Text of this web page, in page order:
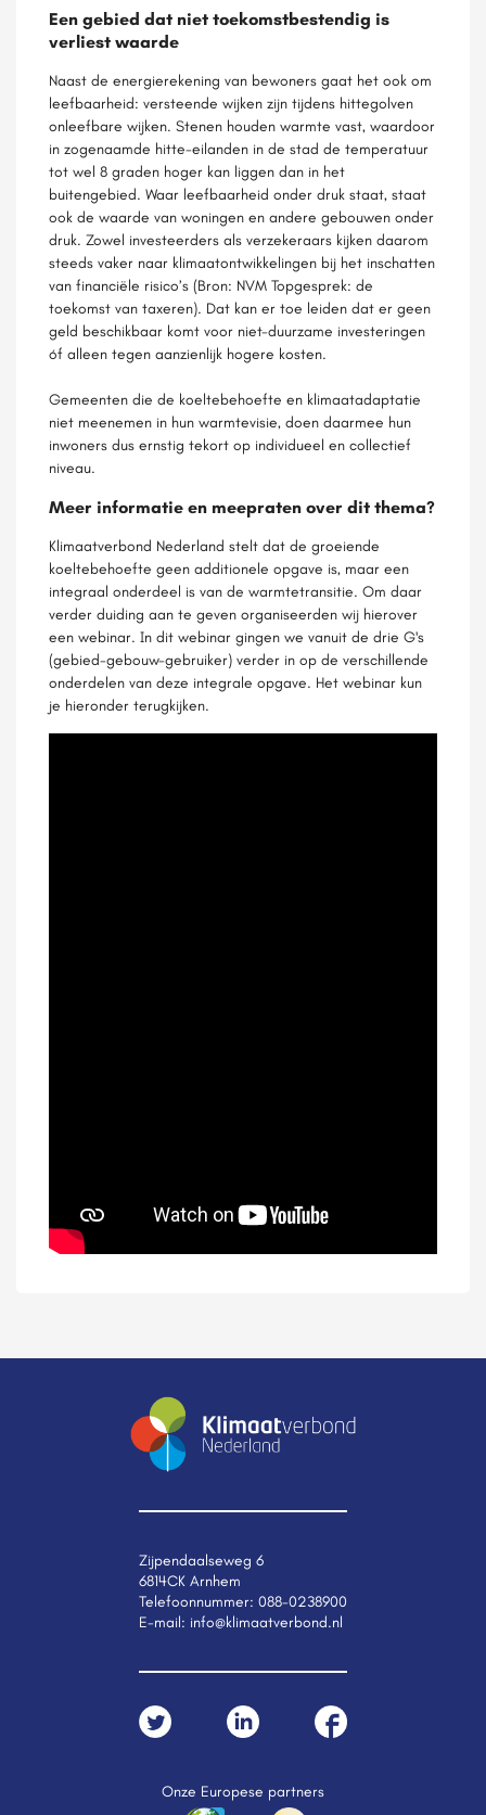
Een gebied dat niet toekomstbestendig is
verliest waarde
Naast de energierekening van bewoners gaat het ook om
leefbaarheid: versteende wijken zijn tijdens hittegolven
onleefbare wijken. Stenen houden warmte vast, waardoor
in zogenaamde hitte-eilanden in de stad de temperatuur
tot wel 8 graden hoger kan liggen dan in het
buitengebied. Waar leefbaarheid onder druk staat, staat
ook de waarde van woningen en andere gebouwen onder
druk. Zowel investeerders als verzekeraars kijken daarom
steeds vaker naar klimaatontwikkelingen bij het inschatten
van financiële risico’s (Bron: NVM Topgesprek: de
toekomst van taxeren). Dat kan er toe leiden dat er geen
geld beschikbaar komt voor niet-duurzame investeringen
óf alleen tegen aanzienlijk hogere kosten.
Gemeenten die de koeltebehoefte en klimaatadaptatie
niet meenemen in hun warmtevisie, doen daarmee hun
inwoners dus ernstig tekort op individueel en collectief
niveau.
Meer informatie en meepraten over dit thema?
Klimaatverbond Nederland stelt dat de groeiende
koeltebehoefte geen additionele opgave is, maar een
integraal onderdeel is van de warmtetransitie. Om daar
verder duiding aan te geven organiseerden wij hierover
een webinar. In dit webinar gingen we vanuit de drie G's
(gebied-gebouw-gebruiker) verder in op de verschillende
onderdelen van deze integrale opgave. Het webinar kun
je hieronder terugkijken.
Zijpendaalseweg 6
6814CK Arnhem
Telefoonnummer: 088-0238900
E-mail: info@klimaatverbond.nl
Onze Europese partners